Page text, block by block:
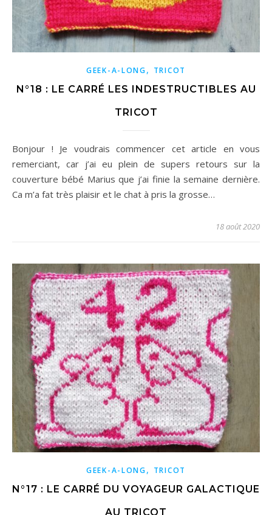
GEEK-A-LONG, TRICOT
N°18 : LE CARRÉ LES INDESTRUCTIBLES AU
TRICOT
Bonjour ! Je voudrais commencer cet article en vous
remerciant, car j’ai eu plein de supers retours sur la
couverture bébé Marius que j’ai finie la semaine dernière.
Ca m’a fat très plaisir et le chat à pris la grosse…
18 août 2020
GEEK-A-LONG, TRICOT
N°17 : LE CARRÉ DU VOYAGEUR GALACTIQUE
AU TRICOT